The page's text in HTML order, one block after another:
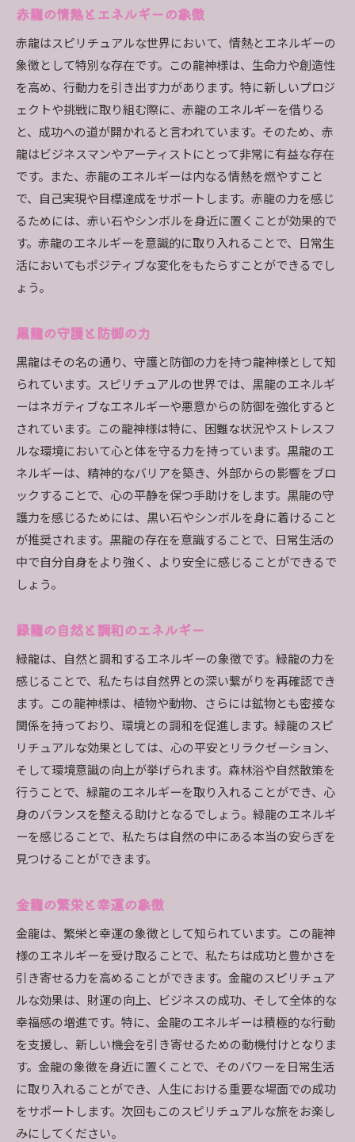
赤龍の情熱とエネルギーの象徴
赤龍はスピリチュアルな世界において、情熱とエネルギーの
象徴として特別な存在です。この龍神様は、生命力や創造性
を高め、行動力を引き出す力があります。特に新しいプロジ
ェクトや挑戦に取り組む際に、赤龍のエネルギーを借りる
と、成功への道が開かれると言われています。そのため、赤
龍はビジネスマンやアーティストにとって非常に有益な存在
です。また、赤龍のエネルギーは内なる情熱を燃やすこと
で、自己実現や目標達成をサポートします。赤龍の力を感じ
るためには、赤い石やシンボルを身近に置くことが効果的で
す。赤龍のエネルギーを意識的に取り入れることで、日常生
活においてもポジティブな変化をもたらすことができるでし
ょう。
黒龍の守護と防御の力
黒龍はその名の通り、守護と防御の力を持つ龍神様として知
られています。スピリチュアルの世界では、黒龍のエネルギ
ーはネガティブなエネルギーや悪意からの防御を強化すると
されています。この龍神様は特に、困難な状況やストレスフ
ルな環境において心と体を守る力を持っています。黒龍のエ
ネルギーは、精神的なバリアを築き、外部からの影響をブロ
ックすることで、心の平静を保つ手助けをします。黒龍の守
護力を感じるためには、黒い石やシンボルを身に着けること
が推奨されます。黒龍の存在を意識することで、日常生活の
中で自分自身をより強く、より安全に感じることができるで
しょう。
緑龍の自然と調和のエネルギー
緑龍は、自然と調和するエネルギーの象徴です。緑龍の力を
感じることで、私たちは自然界との深い繋がりを再確認でき
ます。この龍神様は、植物や動物、さらには鉱物とも密接な
関係を持っており、環境との調和を促進します。緑龍のスピ
リチュアルな効果としては、心の平安とリラクゼーション、
そして環境意識の向上が挙げられます。森林浴や自然散策を
行うことで、緑龍のエネルギーを取り入れることができ、心
身のバランスを整える助けとなるでしょう。緑龍のエネルギ
ーを感じることで、私たちは自然の中にある本当の安らぎを
見つけることができます。
金龍の繁栄と幸運の象徴
金龍は、繁栄と幸運の象徴として知られています。この龍神
様のエネルギーを受け取ることで、私たちは成功と豊かさを
引き寄せる力を高めることができます。金龍のスピリチュア
ルな効果は、財運の向上、ビジネスの成功、そして全体的な
幸福感の増進です。特に、金龍のエネルギーは積極的な行動
を支援し、新しい機会を引き寄せるための動機付けとなりま
す。金龍の象徴を身近に置くことで、そのパワーを日常生活
に取り入れることができ、人生における重要な場面での成功
をサポートします。次回もこのスピリチュアルな旅をお楽し
みにしてください。